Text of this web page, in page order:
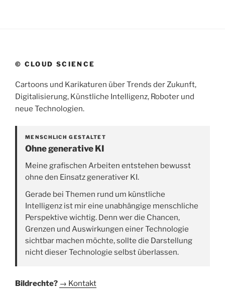
© CLOUD SCIENCE
Cartoons und Karikaturen über Trends der Zukunft,
Digitalisierung, Künstliche Intelligenz, Roboter und
neue Technologien.
MENSCHLICH GESTALTET
Ohne generative KI
Meine grafischen Arbeiten entstehen bewusst
ohne den Einsatz generativer KI.
Gerade bei Themen rund um künstliche
Intelligenz ist mir eine unabhängige menschliche
Perspektive wichtig. Denn wer die Chancen,
Grenzen und Auswirkungen einer Technologie
sichtbar machen möchte, sollte die Darstellung
nicht dieser Technologie selbst überlassen.
Bildrechte? → Kontakt